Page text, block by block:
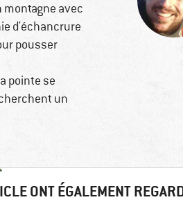
avec
d'échancrure
pousser
pointe se
un
ONT ÉGALEMENT